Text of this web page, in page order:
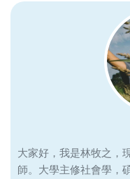
大家好，我是林牧之，
師。大學主修社會學，